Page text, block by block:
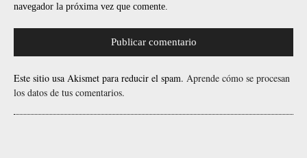
navegador la próxima vez que comente.
Este sitio usa Akismet para reducir el spam. Aprende cómo se procesan
los datos de tus comentarios.